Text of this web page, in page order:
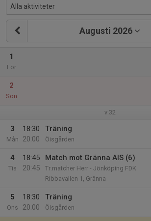
Augusti 2026
1
Lör
2
Sön
v.32
3
Mån
18:30
20:00
Träning
Öisgården
4
Tis
18:45
20:45
Match mot Gränna AIS (6)
Tr.matcher Herr - Jönköping FDK
Ribbavallen 1, Gränna
5
Ons
18:30
20:00
Träning
Öisgården